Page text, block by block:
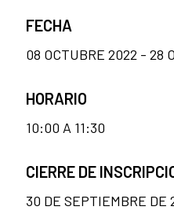
FECHA
08 OCTUBRE 2022 - 28
HORARIO
10:00 A 11:30
CIERRE DE
30 DE SEPTIEMBRE DE